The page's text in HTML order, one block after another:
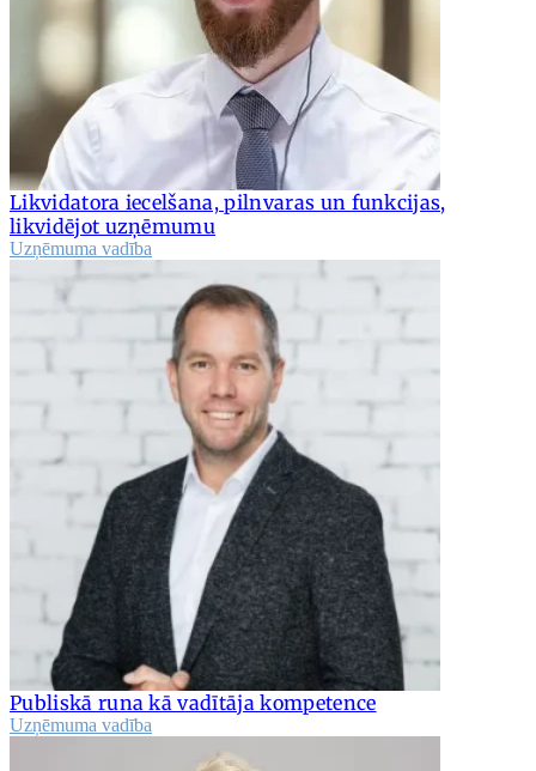
Likvidatora iecelšana, pilnvaras un funkcijas,
likvidējot uzņēmumu
Uzņēmuma vadība
Publiskā runa kā vadītāja kompetence
Uzņēmuma vadība